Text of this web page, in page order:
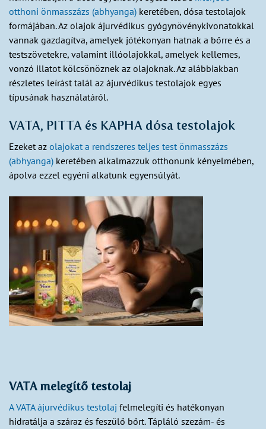
otthoni önmasszázs (abhyanga) keretében, dósa testolajok
formájában. Az olajok ájurvédikus gyógynövénykivonatokkal
vannak gazdagítva, amelyek jótékonyan hatnak a bőrre és a
testszövetekre, valamint illóolajokkal, amelyek kellemes,
vonzó illatot kölcsönöznek az olajoknak. Az alábbiakban
részletes leírást talál az ájurvédikus testolajok egyes
típusának használatáról.
VATA, PITTA és KAPHA dósa testolajok
Ezeket az olajokat a rendszeres teljes test önmasszázs
(abhyanga) keretében alkalmazzuk otthonunk kényelmében,
ápolva ezzel egyéni alkatunk egyensúlyát.
VATA melegítő testolaj
A VATA ájurvédikus testolaj felmelegíti és hatékonyan
hidratálja a száraz és feszülő bőrt. Tápláló szezám- és